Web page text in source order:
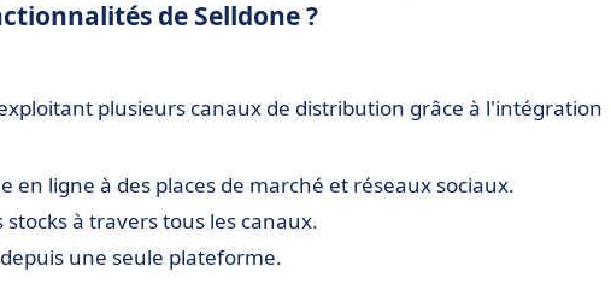
de Selldone ?
plusieurs canaux de distribution grâce à l'intégration
ligne à des places de marché et réseaux sociaux.
à travers tous les canaux.
une seule plateforme.